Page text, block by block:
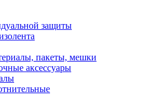
защиты
пакеты, мешки
аксессуары